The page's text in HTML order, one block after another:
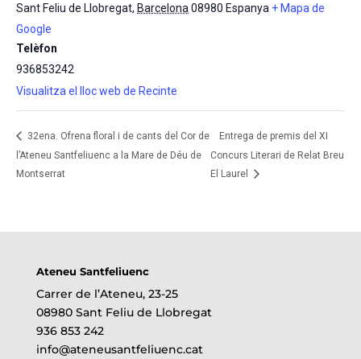
Sant Feliu de Llobregat, Barcelona 08980 Espanya + Mapa de
Google
Telèfon
936853242
Visualitza el lloc web de Recinte
32ena. Ofrena floral i de cants del Cor de
l’Ateneu Santfeliuenc a la Mare de Déu de
Montserrat
Entrega de premis del XI
Concurs Literari de Relat Breu
El Laurel
Ateneu Santfeliuenc
Carrer de l’Ateneu, 23-25
08980 Sant Feliu de Llobregat
936 853 242
info@ateneusantfeliuenc.cat